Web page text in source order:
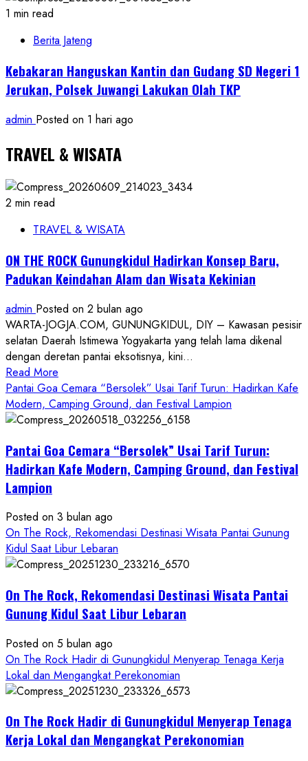
1 min read
Berita Jateng
Kebakaran Hanguskan Kantin dan Gudang SD Negeri 1
Jerukan, Polsek Juwangi Lakukan Olah TKP
admin Posted on 1 hari ago
TRAVEL & WISATA
2 min read
TRAVEL & WISATA
ON THE ROCK Gunungkidul Hadirkan Konsep Baru,
Padukan Keindahan Alam dan Wisata Kekinian
admin Posted on 2 bulan ago
WARTA-JOGJA.COM, GUNUNGKIDUL, DIY – Kawasan pesisir
selatan Daerah Istimewa Yogyakarta yang telah lama dikenal
dengan deretan pantai eksotisnya, kini...
Read More
more
about
ON
ROCK
Gunungkidul
Baru,
Padukan
Keindahan
Alam
Wisata
Kekinian
Pantai Goa Cemara “Bersolek” Usai Tarif Turun: Hadirkan Kafe
Modern, Camping Ground, dan Festival Lampion
Pantai Goa Cemara “Bersolek” Usai Tarif Turun:
Hadirkan Kafe Modern, Camping Ground, dan Festival
Lampion
Posted on 3 bulan ago
On The Rock, Rekomendasi Destinasi Wisata Pantai Gunung
Kidul Saat Libur Lebaran
On The Rock, Rekomendasi Destinasi Wisata Pantai
Gunung Kidul Saat Libur Lebaran
Posted on 5 bulan ago
On The Rock Hadir di Gunungkidul Menyerap Tenaga Kerja
Lokal dan Mengangkat Perekonomian
On The Rock Hadir di Gunungkidul Menyerap Tenaga
Kerja Lokal dan Mengangkat Perekonomian